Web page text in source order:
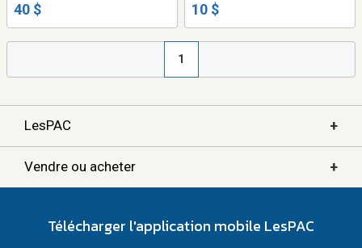
40 $ 10 $
1
LesPAC +
Vendre ou acheter +
Télécharger l'application mobile LesPAC